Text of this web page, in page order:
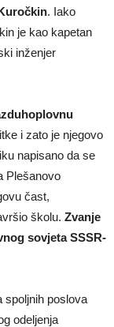
. Iako
je kao kapetan
inženjer
i zato je njegovo
napisano da se
Plešanovo
čast,
školu. Zvanje
sovjeta SSSR-
spoljnih poslova
odeljenja